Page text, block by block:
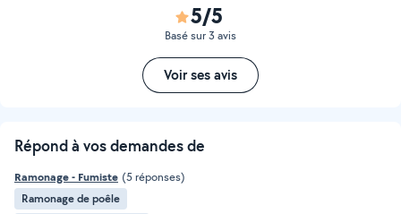
5/5
Basé sur 3 avis
Voir ses avis
Répond à vos demandes de
Ramonage - Fumiste (5 réponses)
Ramonage de poêle